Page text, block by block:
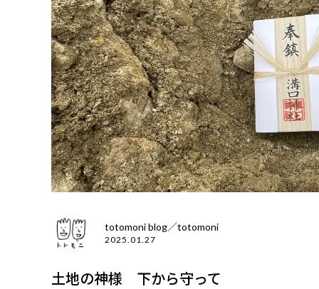
totomoni blog／totomoni
2025.01.27
土地の神様 下から守って